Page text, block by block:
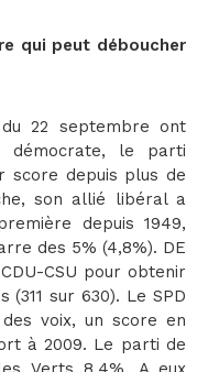
qui peut déboucher
22 septembre ont
démocrate, le parti
score depuis plus de
son allié libéral a
depuis 1949,
des 5% (4,8%). DE
CSU pour obtenir
sur 630). Le SPD
voix, un score en
à 2009. Le parti de